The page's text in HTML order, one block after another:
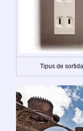
Tipus de